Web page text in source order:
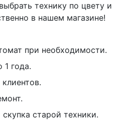
технику по цвету и
в нашем магазине!
при необходимости.
1 года.
старой техники.